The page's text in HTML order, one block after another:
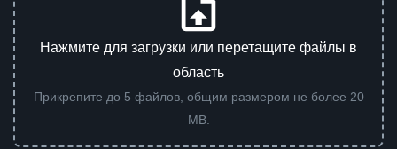
Нажмите для загрузки или перетащите файлы в
область
Прикрепите до 5 файлов, общим размером не более 20
MB.